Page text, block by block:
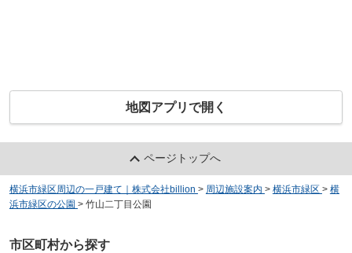
地図アプリで開く
ページトップへ
横浜市緑区周辺の一戸建て｜株式会社billion > 周辺施設案内 > 横浜市緑区 > 横
浜市緑区の公園 > 竹山二丁目公園
市区町村から探す